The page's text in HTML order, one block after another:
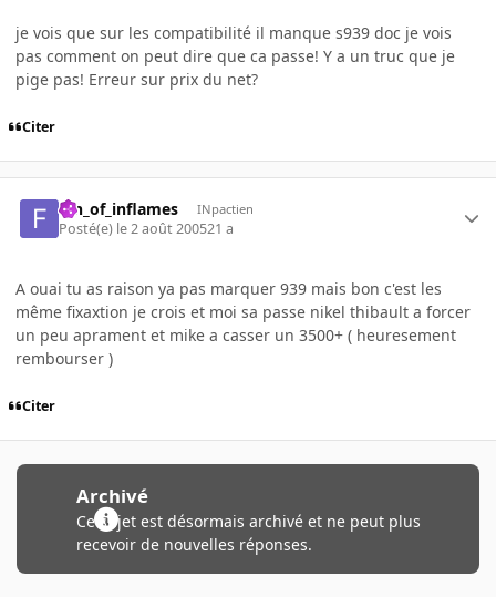
je vois que sur les compatibilité il manque s939 doc je vois
pas comment on peut dire que ca passe! Y a un truc que je
pige pas! Erreur sur prix du net?
Citer
fan_of_inflames INpactien
Posté(e) le 2 août 200521 a
A ouai tu as raison ya pas marquer 939 mais bon c'est les
même fixaxtion je crois et moi sa passe nikel thibault a forcer
un peu aprament et mike a casser un 3500+ ( heuresement
rembourser )
Citer
Archivé
Ce sujet est désormais archivé et ne peut plus
recevoir de nouvelles réponses.